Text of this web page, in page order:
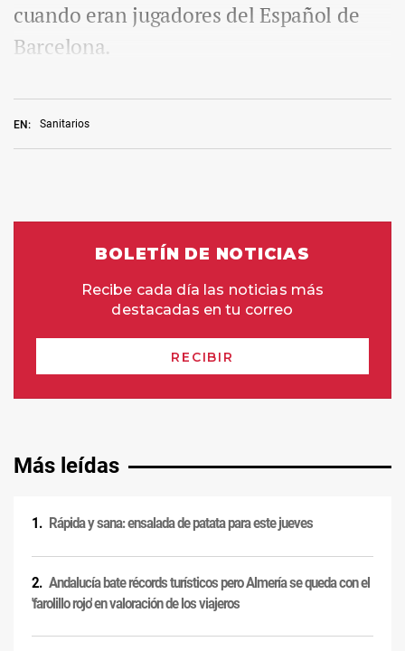
EN: Sanitarios
cuando eran jugadores del Español de
Barcelona.
Más leídas
Rápida y sana: ensalada de patata para este jueves
Andalucía bate récords turísticos pero Almería se queda con el
'farolillo rojo' en valoración de los viajeros